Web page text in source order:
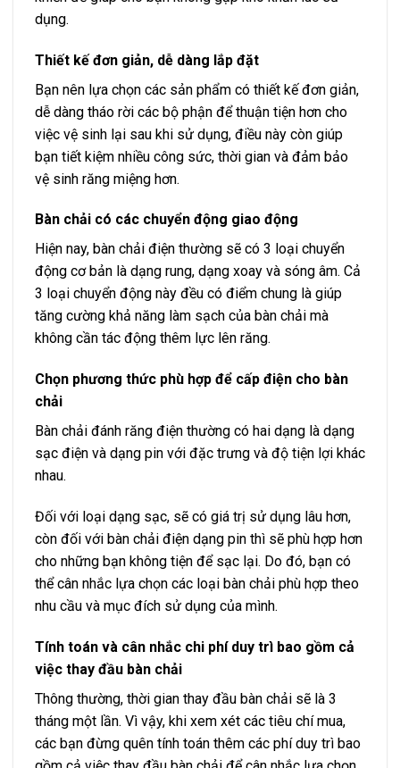
bạn tiết kiệm nhiều công sức, thời gian và đảm bảo
Hiện nay, bàn chải điện thường sẽ có 3 loại chuyển
động cơ bản là dạng rung, dạng xoay và sóng âm. Cả
3 loại chuyển động này đều có điểm chung là giúp
tăng cường khả năng làm sạch của bàn chải mà
chải
Bàn chải đánh răng điện thường có hai dạng là dạng
sạc điện và dạng pin với đặc trưng và độ tiện lợi khác
nhau.
Đối với loại dạng sạc, sẽ có giá trị sử dụng lâu hơn,
còn đối với bàn chải điện dạng pin thì sẽ phù hợp hơn
thể cân nhắc lựa chọn các loại bàn chải phù hợp theo
nhu cầu và mục đích sử dụng của mình.
việc thay đầu bàn chải
Thông thường, thời gian thay đầu bàn chải sẽ là 3
tháng một lần. Vì vậy, khi xem xét các tiêu chí mua,
các bạn đừng quên tính toán thêm các phí duy trì bao
sản phẩm sao cho phù hợp với nhu cầu kinh tế của
bản thân.
Các nguồn hàng bàn chải điện chính hãng
từ Trung Quốc
Nhập hàng trực tiếp tại xưởng sản xuất Trung